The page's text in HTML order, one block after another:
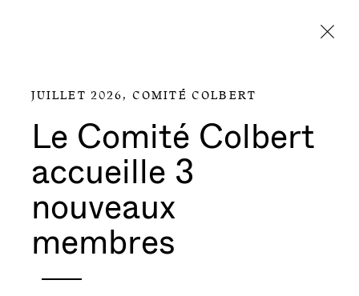
JUILLET 2026, COMITÉ COLBERT
Le Comité Colbert
accueille 3
nouveaux
membres